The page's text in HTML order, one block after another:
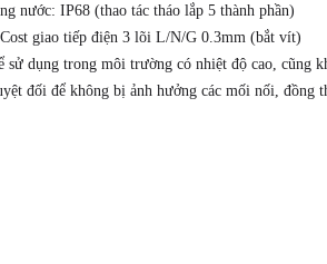
nước: IP68 (thao tác tháo lắp 5 thành phần)
giao tiếp điện 3 lõi L/N/G 0.3mm (bắt vít)
dụng trong môi trường có nhiệt độ cao, cũng
đối để không bị ảnh hưởng các mối nối, đồng